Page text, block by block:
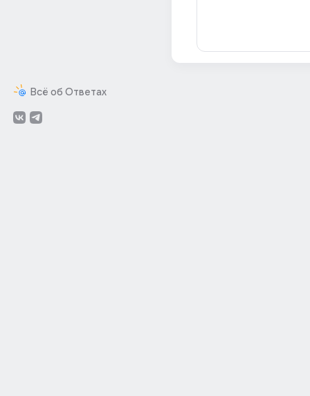
Всё об Ответах